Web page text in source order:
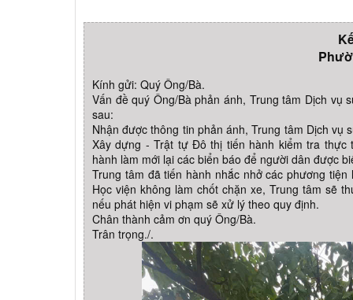
Kính gửi: Quý Ông/Bà.
Vấn đề quý Ông/Bà phản ánh, Trung tâm Dịch
sau:
Nhận được thông tin phản ánh, Trung tâm Dịch
Xây dựng - Trật tự Đô thị tiến hành kiểm tra
hành làm mới lại các biển báo để người dân được
Trung tâm đã tiến hành nhắc nhở các phương
Học viện không làm chốt chặn xe, Trung tâm sẽ
nếu phát hiện vi phạm sẽ xử lý theo quy định.
Chân thành cảm ơn quý Ông/Bà.
Trân trọng./.